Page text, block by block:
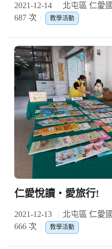
2021-12-14 北屯區 仁愛
687 次
教學活動
仁愛悅讀‧愛旅行!
2021-12-13 北屯區 仁愛
666 次
教學活動